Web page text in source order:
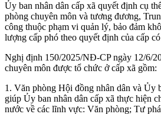
Ủy ban nhân dân cấp xã quyết định cụ
phòng chuyên môn và tương đương,
công thuộc phạm vi quản lý, bảo đảm
lượng cấp phó theo quyết định của cấp
Nghị định 150/2025/NĐ-CP ngày 12/6/
chuyên môn được tổ chức ở cấp xã gồm:
1. Văn phòng Hội đồng nhân dân và Ủy
giúp Ủy ban nhân dân cấp xã thực hiện
nước về các lĩnh vực: Văn phòng; Tư